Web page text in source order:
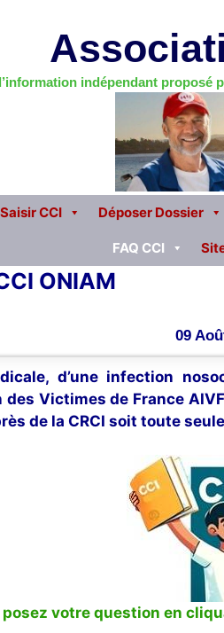
indépendant proposé
Saisir CCI Déposer Dossier
FAQ CCI
ONIAM
09
d’une infection
des Victimes de France
de la CRCI soit toute
posez votre question en